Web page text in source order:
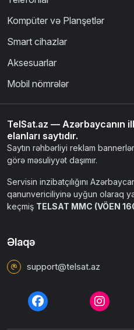
Kompüter və Planşetlər
Smart cihazlar
Aksesuarlar
Mobil nömrələr
TelSat.az — Azərbaycanın
elanları saytıdır.
Saytın rəhbərliyi reklam
görə məsuliyyət daşımır.
Servisin inzibatçılığını
qanunvericiliyinə uyğun olaraq
keçmiş TELSAT MMC (VÖEN
Əlaqə
support@telsat.az